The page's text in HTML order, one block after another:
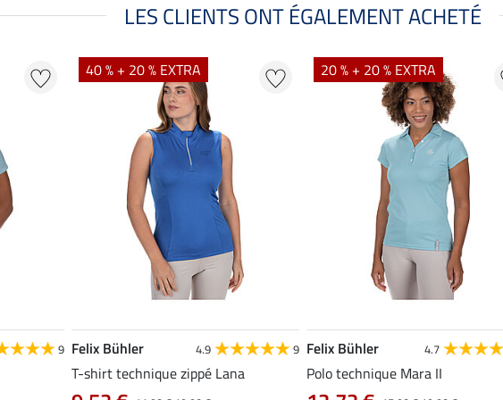
LES CLIENTS ONT ÉGALEMENT ACHETÉ
9
40 % + 20 % EXTRA
Felix Bühler 4.9 9
T-shirt technique zippé Lana
20 % + 20 % EXTRA
Felix Bühler 4.7
Polo technique Mara II